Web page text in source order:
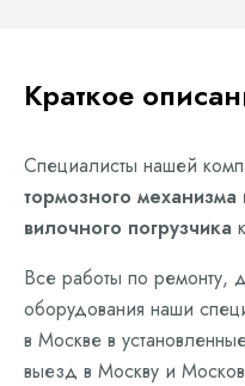
Краткое
Специалисты нашей
тормозного механизма
вилочного погрузчика
Все работы по ремонту,
оборудования наши
в Москве в
выезд в Москву и